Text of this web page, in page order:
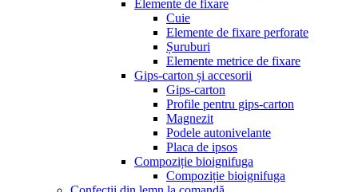
Elemente de fixare
Cuie
Elemente de fixare perforate
Șuruburi
Elemente metrice de fixare
Gips-carton și accesorii
Gips-carton
Profile pentru gips-carton
Magnezit
Podele autonivelante
Placa de ipsos
Compoziție bioignifuga
Compoziție bioignifuga